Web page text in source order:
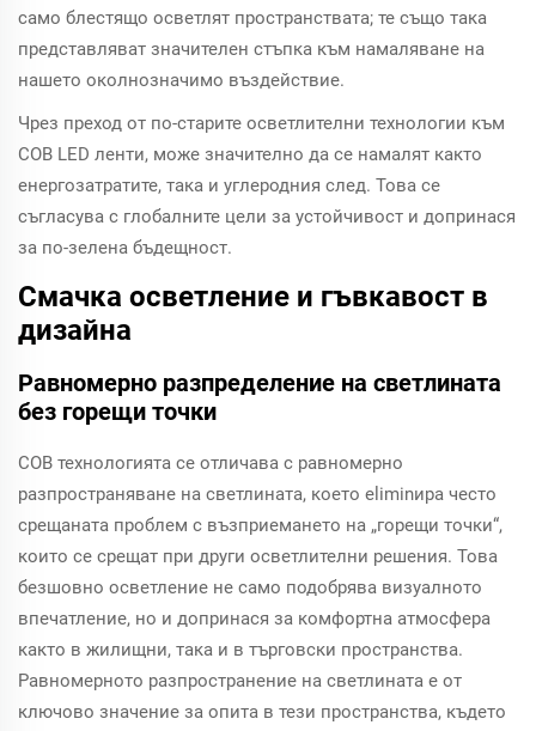
само блестящо осветлят пространствата; те също така
представляват значителен стъпка към намаляване на
нашето околнозначимо въздействие.
Чрез преход от по-старите осветлителни технологии към
COB LED ленти, може значително да се намалят както
енергозатратите, така и углеродния след. Това се
съгласува с глобалните цели за устойчивост и допринася
за по-зелена бъдещност.
Смачка осветление и гъвкавост в
дизайна
Равномерно разпределение на светлината
без горещи точки
COB технологията се отличава с равномерно
разпространяване на светлината, което eliminира често
срещаната проблем с възприемането на „горещи точки“,
които се срещат при други осветлителни решения. Това
безшовно осветление не само подобрява визуалното
впечатление, но и допринася за комфортна атмосфера
както в жилищни, така и в търговски пространства.
Равномерното разпространение на светлината е от
ключово значение за опита в тези пространства, където